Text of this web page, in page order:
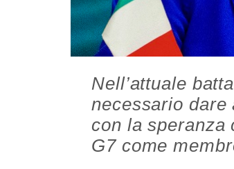
Nell’attuale
necessario dare
con la speranza
G7 come